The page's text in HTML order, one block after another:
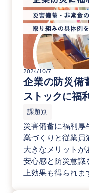
2024/10/7
企業の防災備
ストックに福
課題別
災害備蓄に福利厚
業づくりと従業員
大きなメリット
安心感と防災意識
上効果も得られま